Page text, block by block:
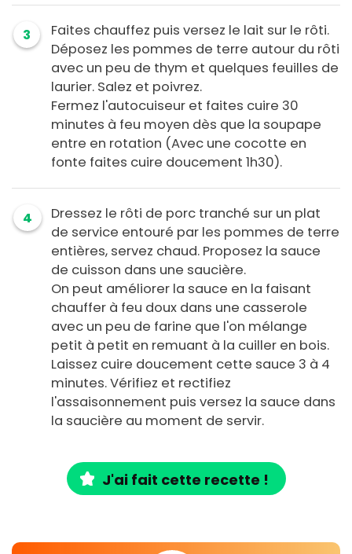
3
Faites chauffez puis versez le lait sur le rôti.
Déposez les pommes de terre autour du rôti
avec un peu de thym et quelques feuilles de
laurier. Salez et poivrez.
Fermez l'autocuiseur et faites cuire 30
minutes à feu moyen dès que la soupape
entre en rotation (Avec une cocotte en
fonte faites cuire doucement 1h30).
4
Dressez le rôti de porc tranché sur un plat
de service entouré par les pommes de terre
entières, servez chaud. Proposez la sauce
de cuisson dans une saucière.
On peut améliorer la sauce en la faisant
chauffer à feu doux dans une casserole
avec un peu de farine que l'on mélange
petit à petit en remuant à la cuiller en bois.
Laissez cuire doucement cette sauce 3 à 4
minutes. Vérifiez et rectifiez
l'assaisonnement puis versez la sauce dans
la saucière au moment de servir.
J'ai fait cette recette !